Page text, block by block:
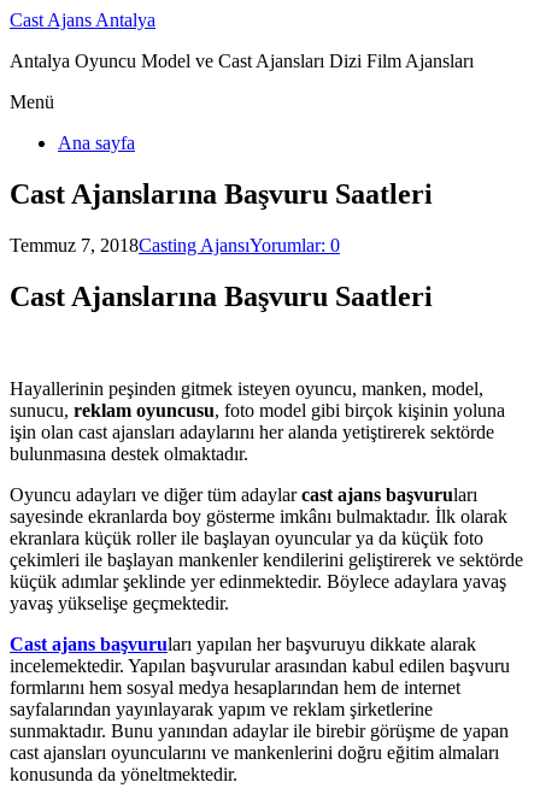
Cast Ajans Antalya
Antalya Oyuncu Model ve Cast Ajansları Dizi Film Ajansları
Menü
Ana sayfa
Cast Ajanslarına Başvuru Saatleri
Temmuz 7, 2018Casting AjansıYorumlar: 0
Cast Ajanslarına Başvuru Saatleri
Hayallerinin peşinden gitmek isteyen oyuncu, manken, model,
sunucu, reklam oyuncusu, foto model gibi birçok kişinin yoluna
işin olan cast ajansları adaylarını her alanda yetiştirerek sektörde
bulunmasına destek olmaktadır.
Oyuncu adayları ve diğer tüm adaylarcast ajans başvuruları
sayesinde ekranlarda boy gösterme imkânı bulmaktadır. İlk olarak
ekranlara küçük roller ile başlayan oyuncular ya da küçük foto
çekimleri ile başlayan mankenler kendilerini geliştirerek ve sektörde
küçük adımlar şeklinde yer edinmektedir. Böylece adaylara yavaş
yavaş yükselişe geçmektedir.
Cast ajans başvuruları yapılan her başvuruyu dikkate alarak
incelemektedir. Yapılan başvurular arasından kabul edilen başvuru
formlarını hem sosyal medya hesaplarından hem de internet
sayfalarından yayınlayarak yapım ve reklam şirketlerine
sunmaktadır. Bunu yanından adaylar ile birebir görüşme de yapan
cast ajansları oyuncularını ve mankenlerini doğru eğitim almaları
konusunda da yöneltmektedir.